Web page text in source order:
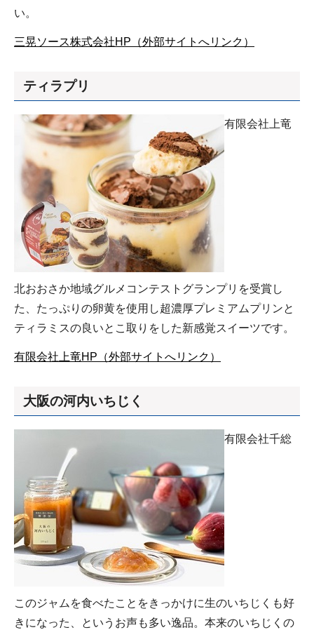
い。
三晃ソース株式会社HP（外部サイトへリンク）
ティラプリ
有限会社上竜
北おおさか地域グルメコンテストグランプリを受賞し
た、たっぷりの卵黄を使用し超濃厚プレミアムプリンと
ティラミスの良いとこ取りをした新感覚スイーツです。
有限会社上竜HP（外部サイトへリンク）
大阪の河内いちじく
有限会社千総
このジャムを食べたことをきっかけに生のいちじくも好
きになった、というお声も多い逸品。本来のいちじくの